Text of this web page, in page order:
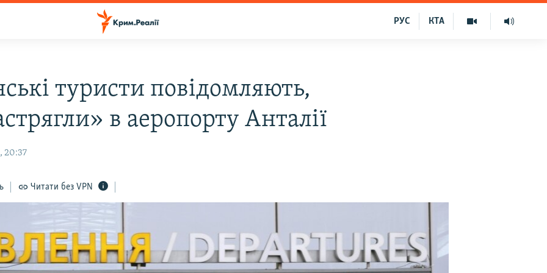
КТА
РУС
туристи повідомляють,
в аеропорту Анталії
20:37
Читати без VPN